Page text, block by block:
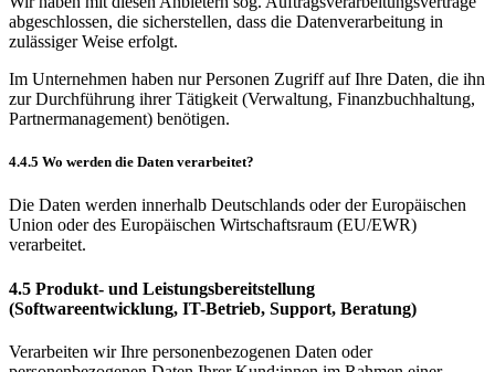
abgeschlossen, die sicherstellen, dass die Datenverarbeitung in
zulässiger Weise erfolgt.
Im Unternehmen haben nur Personen Zugriff auf Ihre Daten, die ihn
zur Durchführung ihrer Tätigkeit (Verwaltung, Finanzbuchhaltung,
Partnermanagement) benötigen.
4.4.5 Wo werden die Daten verarbeitet?
Die Daten werden innerhalb Deutschlands oder der Europäischen
Union oder des Europäischen Wirtschaftsraum (EU/EWR)
verarbeitet.
4.5 Produkt- und Leistungsbereitstellung
(Softwareentwicklung, IT-Betrieb, Support, Beratung)
Verarbeiten wir Ihre personenbezogenen Daten oder